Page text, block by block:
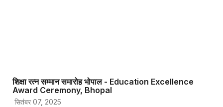
शिक्षा रत्न सम्मान समारोह भोपाल - Education Excellence
Award Ceremony, Bhopal
सितंबर 07, 2025